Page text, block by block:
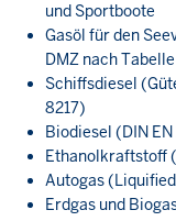
und Sportboote
Gasöl für den
DMZ nach
Schiffsdiesel
8217)
Biodiesel (DIN EN
Ethanolkraftstoff
Autogas
Erdgas und